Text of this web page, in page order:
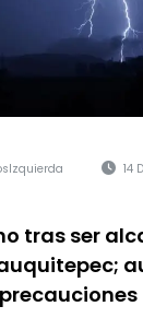
14
tras ser